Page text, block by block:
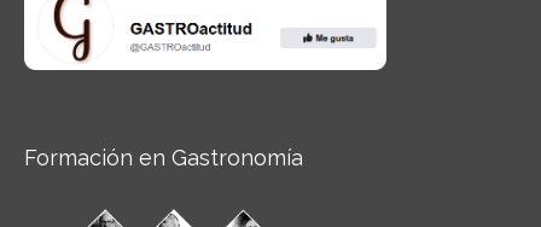
Formación en Gastronomía